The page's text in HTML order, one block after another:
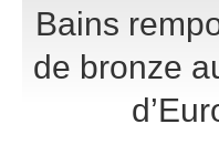
Bains
de bronze